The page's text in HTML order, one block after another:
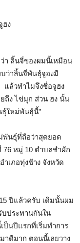
า ลิ้นจี่ของผมนี้เหมือน
ว่าลิ้นจี่พันธุ์จูฮงมี
ล้วทำไมจึงชื่อจูฮง
ถึง ไข่มุก ส่วน ฮง นั้น
ใหม่พันธุ์นี้”
พันธุ์ที่ถือว่าสุดยอด
76 หมู่ 10 ตำบลชำผัก
เภอทุ่งช้าง จังหวัด
ปีแล้วครับ เดิมนั้นผม
บประทานกันใน
นปีแรกที่เริ่มทำการ
ดีมาก ตอนนี้เลยวาง